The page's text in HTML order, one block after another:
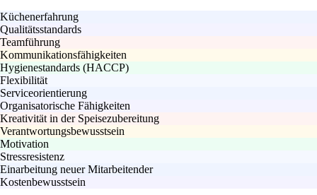
Küchenerfahrung
Qualitätsstandards
Teamführung
Kommunikationsfähigkeiten
Hygienestandards (HACCP)
Flexibilität
Serviceorientierung
Organisatorische Fähigkeiten
Kreativität in der Speisezubereitung
Verantwortungsbewusstsein
Motivation
Stressresistenz
Einarbeitung neuer Mitarbeitender
Kostenbewusstsein